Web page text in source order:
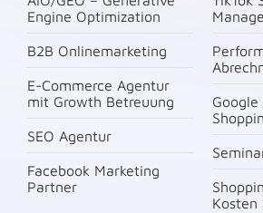
Engine Optimization
B2B Onlinemarketing
E-Commerce Agentur
mit Growth Betreuung
SEO Agentur
Facebook Marketing
Partner
Google
Kosten